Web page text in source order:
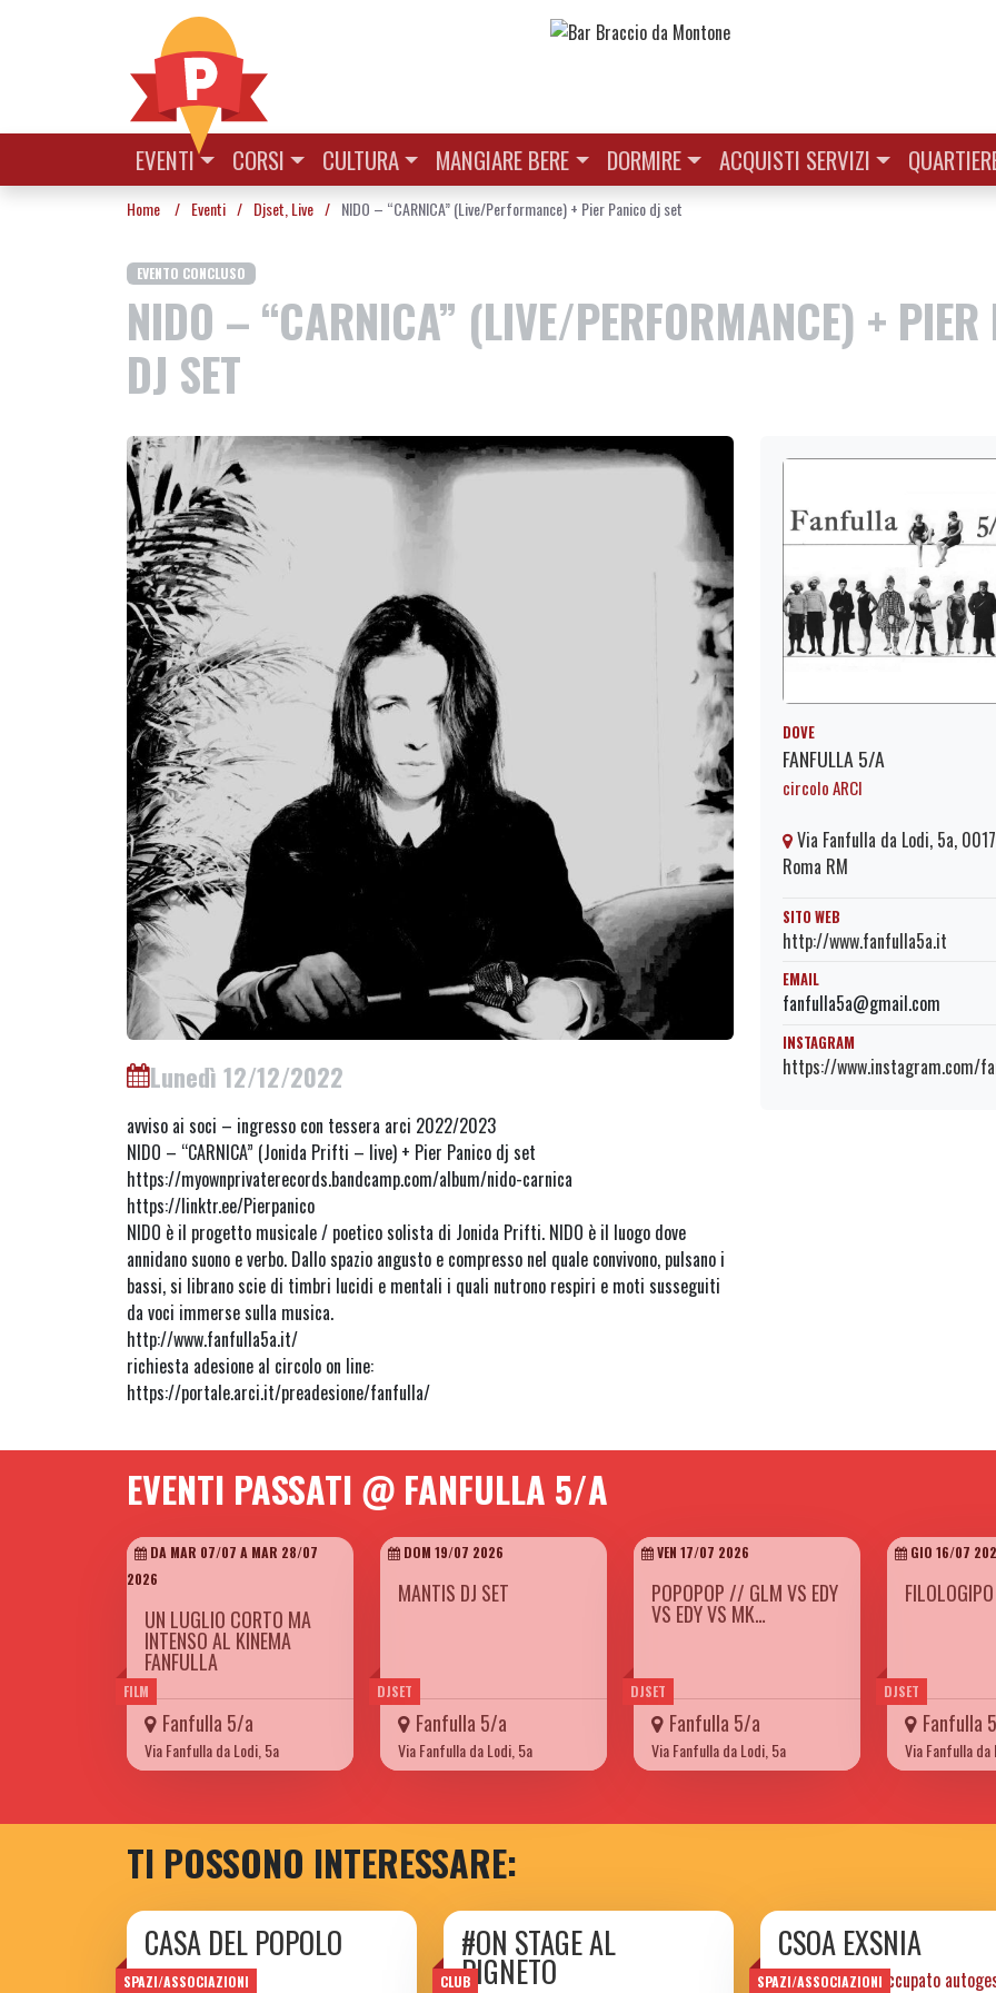
EVENTI CORSI CULTURA MANGIARE BERE DORMIRE ACQUISTI SERVIZI
Home / Eventi / Djset Live / NIDO – “CARNICA” (Live/Performance) + Pier Panico dj set
EVENTO CONCLUSO
NIDO – “CARNICA” (LIVE/PERFORMANCE) + PIER
DJ SET
Lunedì 12/12/2022
avviso ai soci – ingresso con tessera arci 2022/2023
NIDO – “CARNICA” (Jonida Prifti – live) + Pier Panico dj set
https://myownprivaterecords.bandcamp.com/album/nido-carnica
https://linktr.ee/Pierpanico
NIDO è il progetto musicale / poetico solista di Jonida Prifti. NIDO è il luogo dove
annidano suono e verbo. Dallo spazio angusto e compresso nel quale convivono, pulsano i
bassi, si librano scie di timbri lucidi e mentali i quali nutrono respiri e moti susseguiti
da voci immerse sulla musica.
http://www.fanfulla5a.it/
richiesta adesione al circolo on line:
https://portale.arci.it/preadesione/fanfulla/
DOVE
FANFULLA 5/A
circolo ARCI
Via Fanfulla da Lodi, 5a,
Roma RM
SITO WEB
http://www.fanfulla5a.it
EMAIL
fanfulla5a@gmail.com
INSTAGRAM
https://www.instagram.com/
EVENTI PASSATI @ FANFULLA 5/A
FILM
DA MAR 07/07 A MAR 28/07
2026
UN LUGLIO CORTO MA
INTENSO AL KINEMA
FANFULLA
Fanfulla 5/a
Via Fanfulla da Lodi, 5a
DJSET
DOM 19/07 2026
MANTIS DJ SET
Fanfulla 5/a
Via Fanfulla da Lodi, 5a
DJSET
VEN 17/07 2026
POPOPOP // GLM VS EDY
VS EDY VS MK…
Fanfulla 5/a
Via Fanfulla da Lodi, 5a
DJSET
GIO 16/07
Fanfulla
Via Fanfulla da
TI POSSONO INTERESSARE:
SPAZI/ASSOCIAZIONI
CASA DEL POPOLO
di Torpignattara CLUB
#ON STAGE AL
PIGNETO SPAZI/ASSOCIAZIONI
CSOA EXSNIA
centro sociale occupato